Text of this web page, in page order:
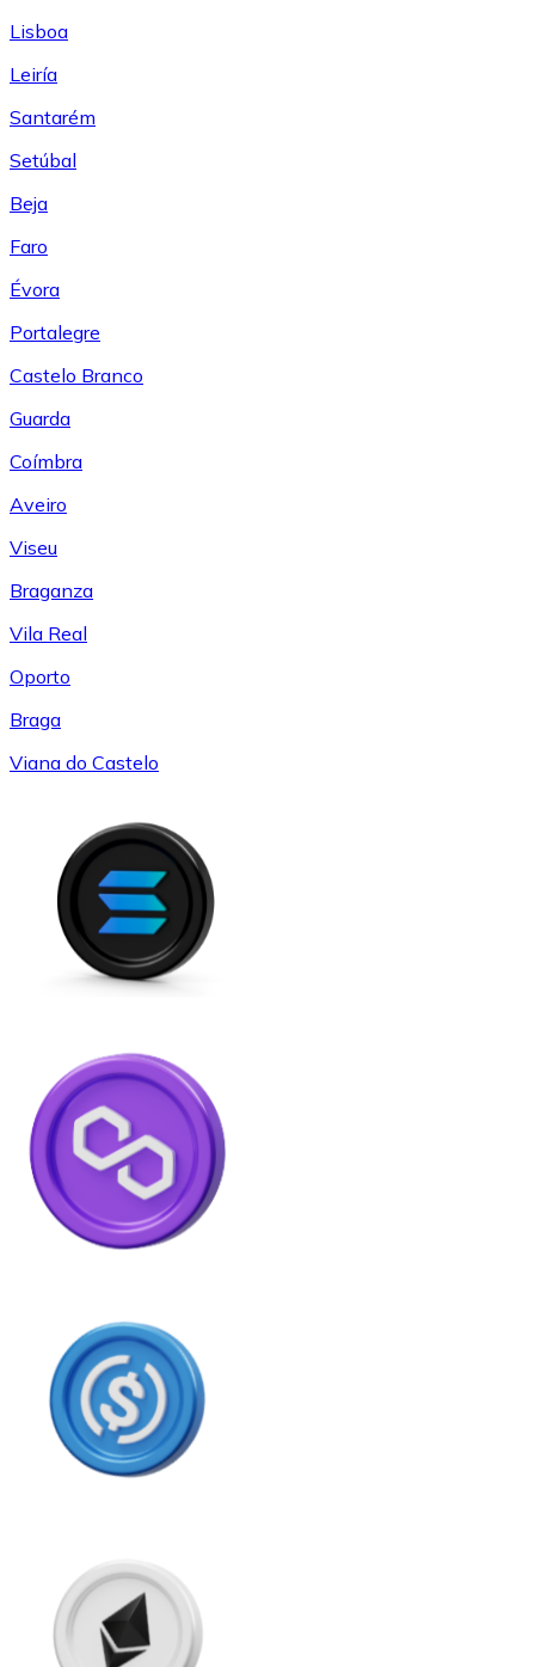
Lisboa
Leiría
Santarém
Setúbal
Beja
Faro
Évora
Portalegre
Castelo Branco
Guarda
Coímbra
Aveiro
Viseu
Braganza
Vila Real
Oporto
Braga
Viana do Castelo